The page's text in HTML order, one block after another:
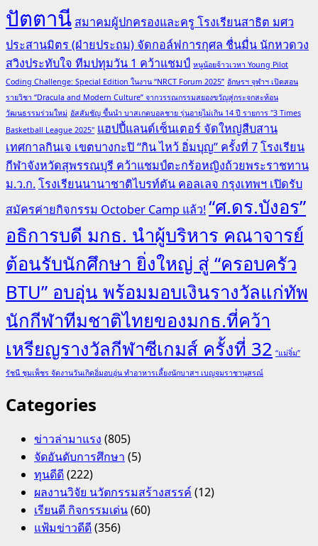
ปัตตานี สมาคมผู้ปกครองและครู โรงเรียนสาธิต มศว
ประสานมิตร (ฝ่ายประถม) จัดกอล์ฟการกุศล ชื่นมื่น นักหวดวง
สวิงประทับใจ ทีมปทุมวัน 1 คว้าแชมป์ หนูน้อยจ้าวเวหา Young Pilot
Coding Challenge: Special Edition ในงาน “NRCT Forum 2025” อักษรฯ จุฬาฯ เปิดสอน
รายวิชา “Dracula and Modern Culture” จากวรรณกรรมสยองขวัญสู่กระจกสะท้อน
วัฒนธรรมร่วมใหม่ อัสสัมชัญ ขึ้นนำ บาสเกตบอลชาย รุ่นอายุไม่เกิน 14 ปี รายการ "3 Times
Basketball League 2025" แฮปปี้แลนด์เซ็นเตอร์ จัดใหญ่สืบสาน
เทศกาลกินเจ เขตบางกะปิ “กิน ไหว้ อิ่มบุญ” ครั้งที่ 7โรงเรียน
กีฬาจังหวัดสุพรรณบุรี คว้าแชมป์ตะกร้อหญิงถ้วยพระราชทาน
ม.ว.ก.โรงเรียนนานาชาติไบรท์ตัน คอลเลจ กรุงเทพฯ เปิดรับ
สมัครค่ายกิจกรรม October Camp แล้ว!“ศ.ดร.บังอร”
อธิการบดี มกธ. นำผู้บริหาร คณาจารย์
ต้อนรับนักศึกษา ยิ่งใหญ่ สู่ “ครอบครัว
BTU” อบอุ่น พร้อมมอบเงินรางวัลแก่ทัพ
นักกีฬาทีมชาติไทยของมกธ.ที่คว้า
เหรียญรางวัลกีฬาซีเกมส์ ครั้งที่ 32 “แม่จิ๋ม”
รัชนี ชุมเพ็ชร จัดงานวันเกิดอิ่มอบอุ่น ทำอาหารเลี้ยงนักบาสฯ เบญจมราชานุสรณ์
Categories
ข่าวล่ามาแรง (805)
จัดอันดับการศึกษา (5)
ทุนดีดี(222)
ผลงานวิจัย นวัตกรรมสร้างสรรค์ (12)
เรียนดี กิจกรรมเด่น(60)
แฟ้มข่าวดีดี(356)